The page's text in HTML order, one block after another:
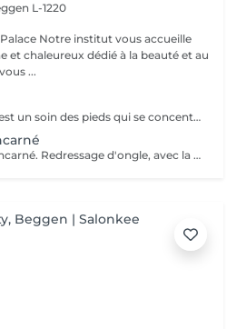
L-1220
accueille
et chaleureux dédié à la beauté et au
...
Une pédicure médicale est un soin des pieds qui se concentre sur les problèmes spécifiques des pieds: *Ongles incarnés *Ongles courbes *Callosités *Cors *Durillons *Oeil de perdrix *Corne *Mycoses *Pieds d'athlète
Traitement pour ongle incarné. Redressage d'ongle, avec la pose d'un "spange".